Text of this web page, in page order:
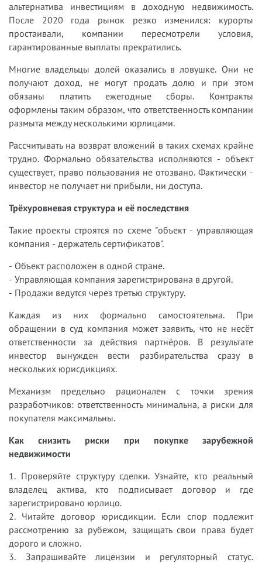
альтернатива инвестициям в доходную недвижимость.
После 2020 года рынок резко изменился: курорты
простаивали, компании пересмотрели условия,
гарантированные выплаты прекратились.
Многие владельцы долей оказались в ловушке. Они не
получают доход, не могут продать долю и при этом
обязаны платить ежегодные сборы. Контракты
оформлены таким образом, что ответственность компании
размыта между несколькими юрлицами.
Рассчитывать на возврат вложений в таких схемах крайне
трудно. Формально обязательства исполняются - объект
существует, право пользования не отозвано. Фактически -
инвестор не получает ни прибыли, ни доступа.
Трёхуровневая структура и её последствия
Такие проекты строятся по схеме "объект - управляющая
компания - держатель сертификатов".
- Объект расположен в одной стране.
- Управляющая компания зарегистрирована в другой.
- Продажи ведутся через третью структуру.
Каждая из них формально самостоятельна. При
обращении в суд компания может заявить, что не несёт
ответственности за действия партнёров. В результате
инвестор вынужден вести разбирательства сразу в
нескольких юрисдикциях.
Механизм предельно рационален с точки зрения
разработчиков: ответственность минимальна, а риски для
покупателя максимальны.
Как снизить риски при покупке зарубежной
недвижимости
1. Проверяйте структуру сделки. Узнайте, кто реальный
владелец актива, кто подписывает договор и где
зарегистрировано юрлицо.
2. Читайте договор юрисдикции. Если спор подлежит
рассмотрению за рубежом, защищать свои права будет
дорого и сложно.
3. Запрашивайте лицензии и регуляторный статус.